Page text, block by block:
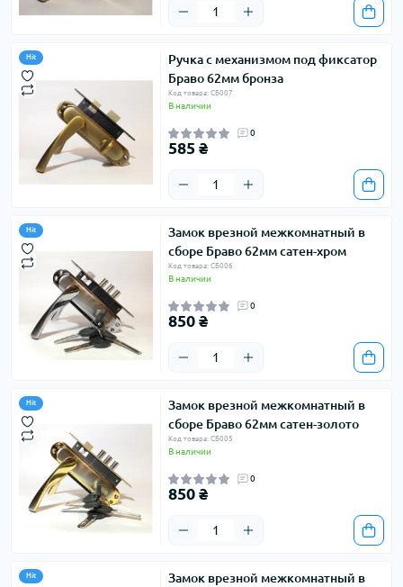
Hit
Ручка с механизмом под фиксатор
Браво 62мм бронза
Код товара: СБ007
В наличии
0
585 ₴
Hit
Замок врезной межкомнатный в
сборе Браво 62мм сатен-хром
Код товара: СБ006
В наличии
0
850 ₴
Hit
Замок врезной межкомнатный в
сборе Браво 62мм сатен-золото
Код товара: СБ005
В наличии
0
850 ₴
Hit
Замок врезной межкомнатный в